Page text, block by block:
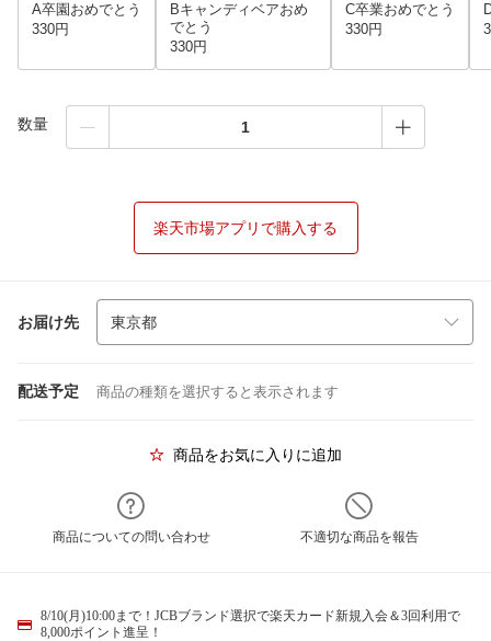
A卒園おめでとう
330円
Bキャンディベアおめ
でとう
330円
C卒業おめでとう
330円
数量
楽天市場アプリで購入する
お届け先
配送予定 商品の種類を選択すると表示されます
商品をお気に入りに追加
商品についての問い合わせ 不適切な商品を報告
8/10(月)10:00まで！JCBブランド選択で楽天カード新規入会＆3回利用で
8,000ポイント進呈！